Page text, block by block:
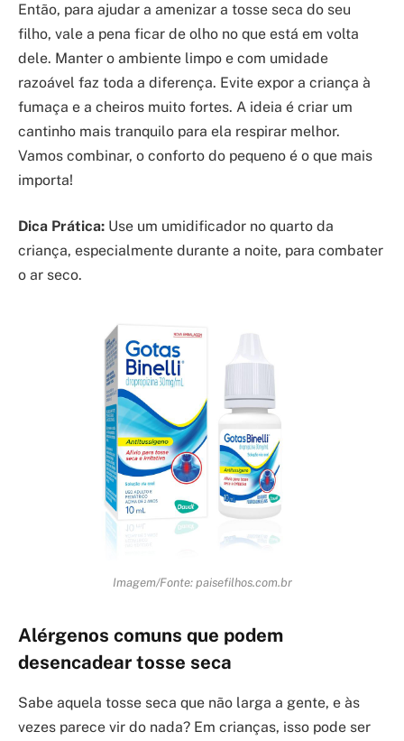
Então, para ajudar a amenizar a tosse seca do seu
filho, vale a pena ficar de olho no que está em volta
dele. Manter o ambiente limpo e com umidade
razoável faz toda a diferença. Evite expor a criança à
fumaça e a cheiros muito fortes. A ideia é criar um
cantinho mais tranquilo para ela respirar melhor.
Vamos combinar, o conforto do pequeno é o que mais
importa!
Dica Prática: Use um umidificador no quarto da
criança, especialmente durante a noite, para combater
o ar seco.
Imagem/Fonte: paisefilhos.com.br
Alérgenos comuns que podem
desencadear tosse seca
Sabe aquela tosse seca que não larga a gente, e às
vezes parece vir do nada? Em crianças, isso pode ser